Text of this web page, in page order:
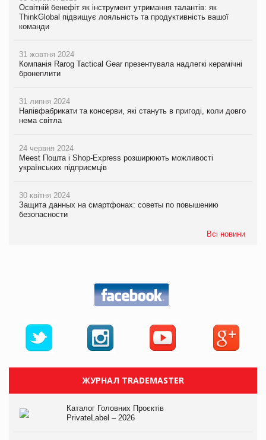
Освітній бенефіт як інструмент утримання талантів: як
ThinkGlobal підвищує лояльність та продуктивність вашої
команди
31 жовтня 2024
Компанія Rarog Tactical Gear презентувала надлегкі керамічні
бронеплити
31 липня 2024
Напівфабрикати та консерви, які стануть в пригоді, коли довго
нема світла
24 червня 2024
Meest Пошта і Shop-Express розширюють можливості
українських підприємців
30 квітня 2024
Защита данных на смартфонах: советы по повышению
безопасности
Всі новини
ЖУРНАЛ TRADEMASTER
Каталог Головних Проєктів
PrivateLabel – 2026